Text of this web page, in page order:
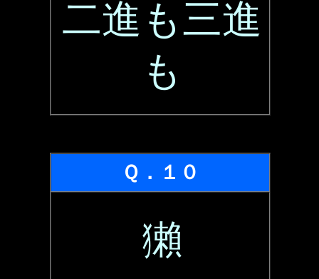
二進も三進
も
Ｑ．１０
獺